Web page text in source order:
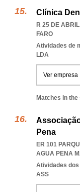
Clínica
R 25 DE
FARO
Atividades de
LDA
Ver empresa
Matches in
Pena
ER 101
AGUA PENA
Atividades
ASS